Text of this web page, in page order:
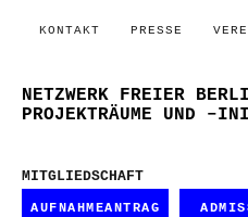
KONTAKT PRESSE
NETZWERK FREIER
PROJEKTRÄUME UND
MITGLIEDSCHAFT
AUFNAHMEANTRAG